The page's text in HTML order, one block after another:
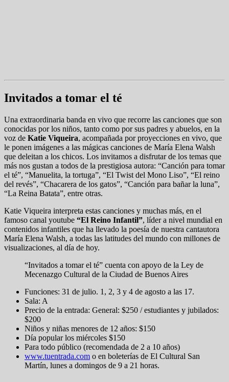
Invitados a tomar el té
Una extraordinaria banda en vivo que recorre las canciones que son
conocidas por los niños, tanto como por sus padres y abuelos, en la
voz de Katie Viqueira, acompañada por proyecciones en vivo, que
le ponen imágenes a las mágicas canciones de María Elena Walsh
que deleitan a los chicos. Los invitamos a disfrutar de los temas que
más nos gustan a todos de la prestigiosa autora: “Canción para tomar
el té”, “Manuelita, la tortuga”, “El Twist del Mono Liso”, “El reino
del revés”, “Chacarera de los gatos”, “Canción para bañar la luna”,
“La Reina Batata”, entre otras.
Katie Viqueira interpreta estas canciones y muchas más, en el
famoso canal youtube “El Reino Infantil”, líder a nivel mundial en
contenidos infantiles que ha llevado la poesía de nuestra cantautora
María Elena Walsh, a todas las latitudes del mundo con millones de
visualizaciones, al día de hoy.
“Invitados a tomar el té” cuenta con apoyo de la Ley de
Mecenazgo Cultural de la Ciudad de Buenos Aires
Funciones: 31 de julio. 1, 2, 3 y 4 de agosto a las 17.
Sala: A
Precio de la entrada: General: $250 / estudiantes y jubilados:
$200
Niños y niñas menores de 12 años: $150
Día popular los miércoles $150
Para todo público (recomendada de 2 a 10 años)
www.tuentrada.com o en boleterías de El Cultural San
Martín, lunes a domingos de 9 a 21 horas.